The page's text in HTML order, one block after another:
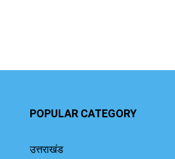
POPULAR CATEGORY
उत्तराखंड